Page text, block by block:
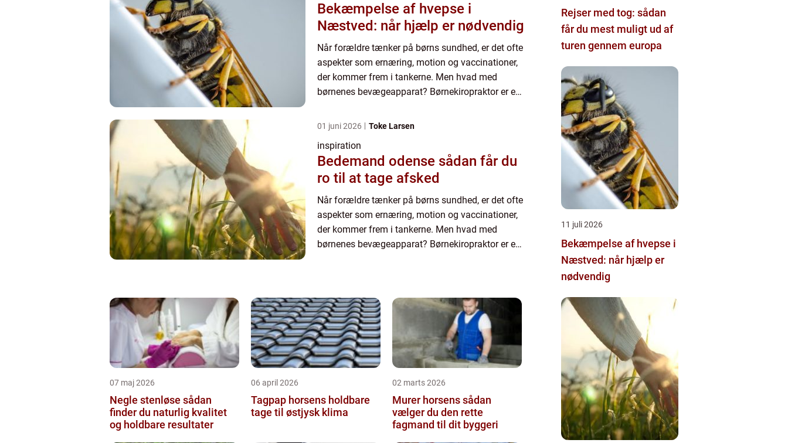
Bekæmpelse af hvepse i
Næstved: når hjælp er nødvendig
Når forældre tænker på børns sundhed, er det ofte
aspekter som ernæring, motion og vaccinationer,
der kommer frem i tankerne. Men hvad med
børnenes bevægeapparat? Børnekiropraktor er en
01 juni 2026 Toke Larsen
inspiration
Bedemand odense sådan får du
ro til at tage afsked
Når forældre tænker på børns sundhed, er det ofte
aspekter som ernæring, motion og vaccinationer,
der kommer frem i tankerne. Men hvad med
børnenes bevægeapparat? Børnekiropraktor er en
07 maj 2026
Negle stenløse sådan
finder du naturlig kvalitet
og holdbare resultater
06 april 2026
Tagpap horsens holdbare
tage til østjysk klima
02 marts 2026
Murer horsens sådan
vælger du den rette
fagmand til dit byggeri
Rejser med tog: sådan
får du mest muligt ud af
turen gennem europa
11 juli 2026
Bekæmpelse af hvepse i
Næstved: når hjælp er
nødvendig